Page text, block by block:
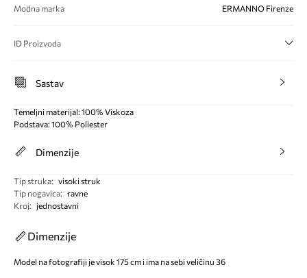
Modna marka ERMANNO Firenze
ID Proizvoda
Sastav
Temeljni materijal: 100% Viskoza
Podstava: 100% Poliester
Dimenzije
Tip struka: visoki struk
Tip nogavica:
ravne
Kroj: jednostavni
Dimenzije
Model na fotografiji je visok 175 cm i ima na sebi veličinu 36